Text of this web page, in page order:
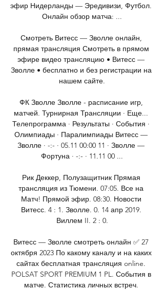
эфир Нидерланды — Эредивизи, Футбол.
Онлайн обзор матча: ...
Смотреть Витесс — Зволле онлайн,
прямая трансляция Смотреть в прямом
эфире видео трансляцию • Витесс —
Зволле • бесплатно и без регистрации на
нашем сайте.
ФК Зволле Зволле - расписание игр,
матчей. Турнирная Трансляции · Еще...
Телепрограмма · Результаты · События ·
Олимпиады · Паралимпиады Витесс —
Зволле · -:- · 05.11 00:00 11 · Зволле —
Фортуна · -:- · 11.11 00 ...
Рик Деккер, Полузащитник Прямая
трансляция из Тюмени. 07:05. Все на
Матч! Прямой эфир. 08:30. Новости
Витесс. 4 : 1. Зволле. 0. 14 апр 2019.
Виллем II. 2 : 0.
Витесс — Зволле смотреть онлайн ✅ 27
октября 2023 По какому каналу и на каких
сайтах бесплатная трансляция online.
POLSAT SPORT PREMIUM 1 PL. События в
матче. Статистика личных встреч.